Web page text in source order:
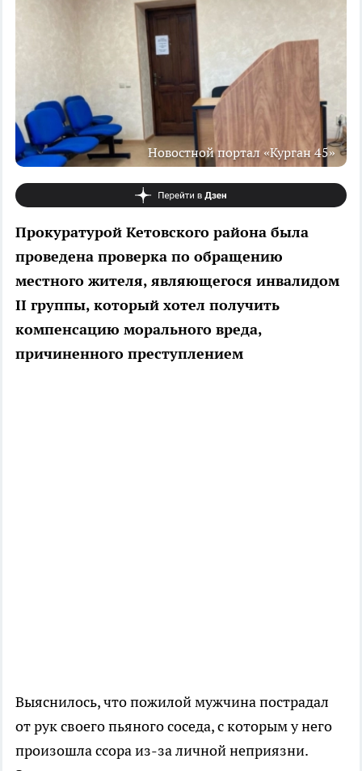
Новостной портал «Курган 45»
Прокуратурой Кетовского района была
проведена проверка по обращению
местного жителя, являющегося инвалидом
II группы, который хотел получить
компенсацию морального вреда,
причиненного преступлением
Выяснилось, что пожилой мужчина пострадал
от рук своего пьяного соседа, с которым у него
произошла ссора из-за личной неприязни.